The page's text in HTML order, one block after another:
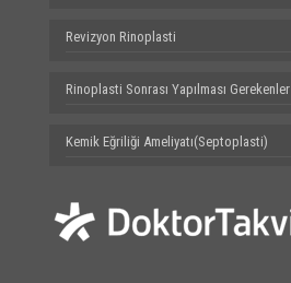
Revizyon Rinoplasti
Rinoplasti Sonrası Yapılması Gerekenler
Kemik Eğriliği Ameliyatı(Septoplasti)